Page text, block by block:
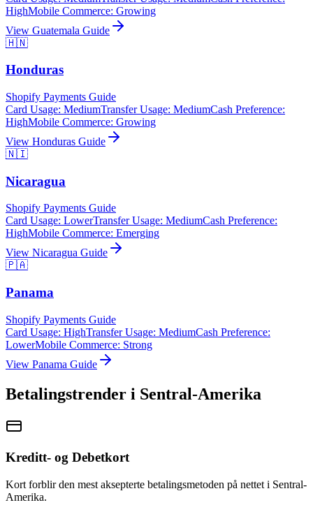
HighMobile Commerce: Growing
View Guatemala Guide
🇭🇳
Honduras
Shopify Payments Guide
Card Usage: MediumTransfer Usage: MediumCash Preference:
HighMobile Commerce: Growing
View Honduras Guide
🇳🇮
Nicaragua
Shopify Payments Guide
Card Usage: LowerTransfer Usage: MediumCash Preference:
HighMobile Commerce: Emerging
View Nicaragua Guide
🇵🇦
Panama
Shopify Payments Guide
Card Usage: HighTransfer Usage: MediumCash Preference:
LowerMobile Commerce: Strong
View Panama Guide
Betalingstrender i Sentral-Amerika
Kreditt- og Debetkort
Kort forblir den mest aksepterte betalingsmetoden på nettet i Sentral-
Amerika.